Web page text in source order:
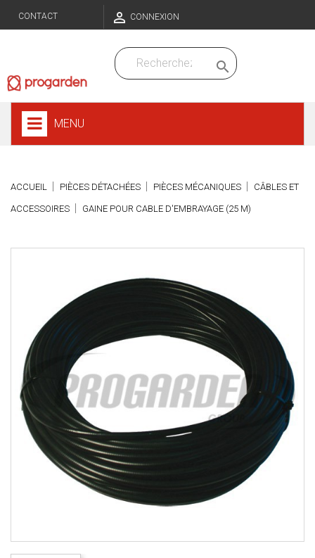
CONTACT  CONNEXION

MENU
ACCUEIL PIÈCES DÉTACHÉES PIÈCES MÉCANIQUES CÂBLES ET
ACCESSOIRES GAINE POUR CABLE D'EMBRAYAGE (25 M)